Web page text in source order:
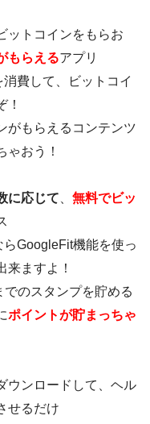
ットコインをもらお
もらえるアプリ
費して、ビットコイ
！
がもらえるコンテンツ
ゃおう！
に応じて
無料でビッ
GoogleFit機能を使っ
来ますよ！
のスタンプを貯める
ポイントが貯まっちゃ
ウンロードして、ヘル
せるだけ